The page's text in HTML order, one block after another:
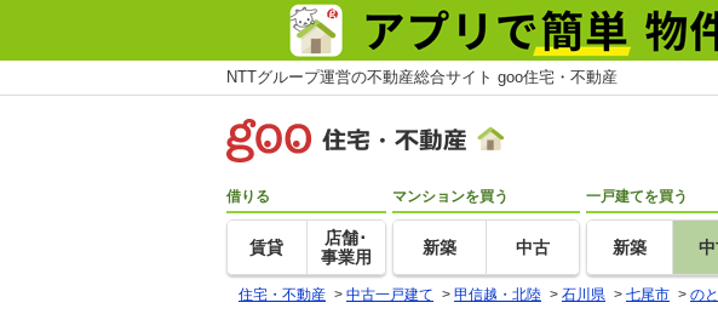
NTTグループ運営の不動産総合サイト goo住宅・不動産
借りる
賃貸
店舗･
事業用
マンションを買う
新築 中古
一戸建てを買う
新築
住宅・不動産 > 中古一戸建て > 甲信越・北陸 > 石川県 > 七尾市 > の